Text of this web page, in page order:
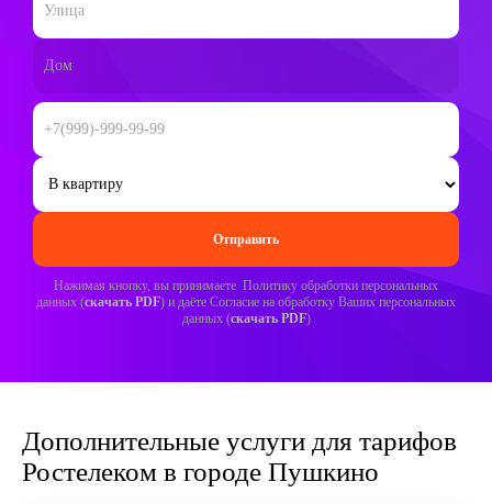
Нажимая кнопку, вы принимаете Политику обработки персональных
данных (скачать PDF) и даёте Согласие на обработку Ваших персональных
данных (скачать PDF)
Дополнительные услуги для тарифов
Ростелеком в городе Пушкино